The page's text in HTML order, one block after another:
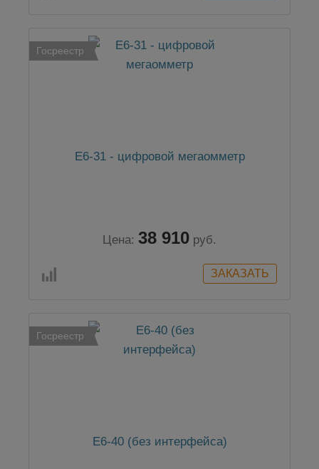
Госреестр
Е6-31 - цифровой мегаомметр
Цена: 38 910 руб.
Госреестр
Е6-40 (без интерфейса)